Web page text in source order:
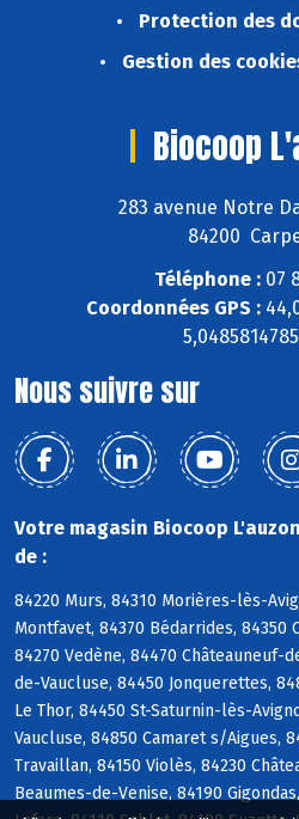
Protection des
Gestion des
Biocoop
283 avenue Notre
84200
Téléphone : 07
Coordonnées GPS :
Nous suivre sur
Votre magasin Biocoop
de :
84220 Murs, 84310 Morières-lès-
Montfavet, 84370 Bédarrides, 84350
84270 Vedène, 84470 Châteauneuf-
de-Vaucluse, 84450 Jonquerettes,
Le Thor, 84450 St-Saturnin-lès-
Vaucluse, 84850 Camaret s/Aigues,
Travaillan, 84150 Violès, 84230
Beaumes-de-Venise, 84190